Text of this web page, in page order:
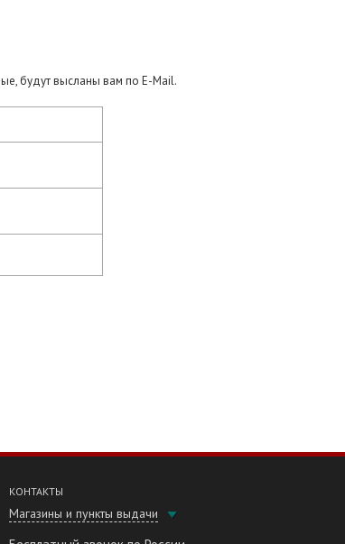
будут высланы вам по E-Mail.
КОНТАКТЫ
Магазины и пункты выдачи